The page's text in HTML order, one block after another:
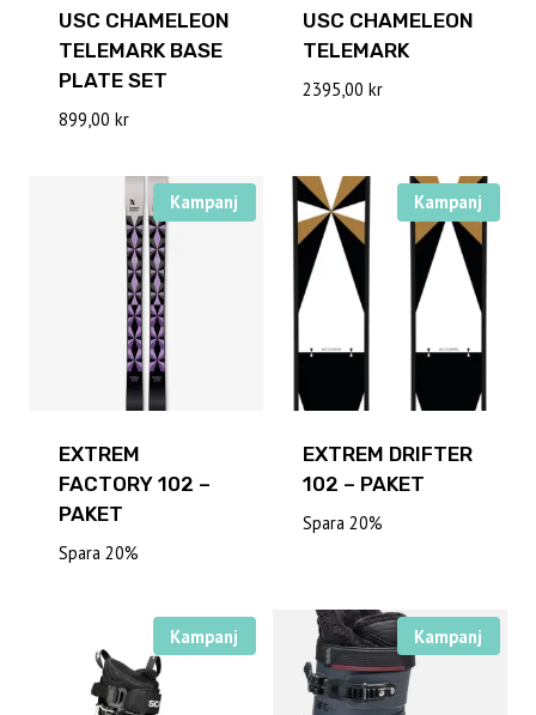
USC CHAMELEON
TELEMARK BASE
PLATE SET
899,00 kr
USC CHAMELEON
TELEMARK
2395,00 kr
Kampanj
EXTREM
FACTORY 102 –
PAKET
Spara 20%
Kampanj
EXTREM DRIFTER
102 – PAKET
Spara 20%
Kampanj Kampanj